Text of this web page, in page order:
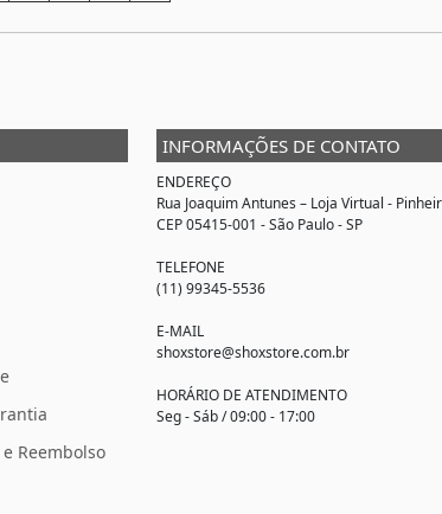
Reembolso
INFORMAÇÕES DE CONTATO
ENDEREÇO
Rua Joaquim Antunes – Loja Virtual -
CEP 05415-001 - São Paulo - SP
TELEFONE
(11) 99345-5536
E-MAIL
shoxstore@shoxstore.com.br
HORÁRIO DE ATENDIMENTO
Seg - Sáb / 09:00 - 17:00